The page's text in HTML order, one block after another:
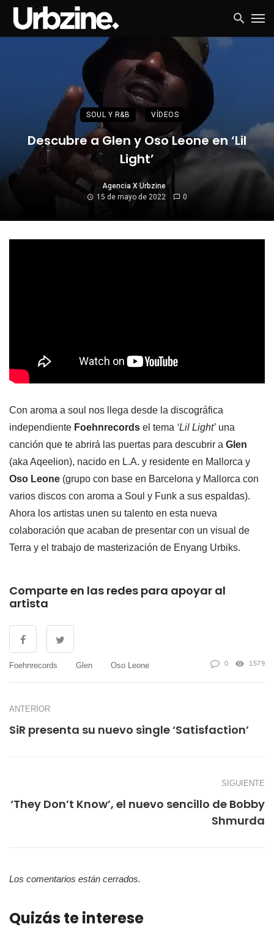
SOUL Y R&B VÍDEOS
Descubre a Glen y Oso Leone en ‘Lil
Light’
Agencia X Urbzine
15 de mayo de 2022
0
Con aroma a soul nos llega desde la discográfica
independiente Foehnrecords el tema ‘Lil Light’ una
canción que te abrirá las puertas para descubrir a Glen
(aka Aqeelion), nacido en L.A. y residente en Mallorca y
Oso Leone (grupo con base en Barcelona y Mallorca con
varios discos con aroma a Soul y Funk a sus espaldas).
Ahora los artistas unen su talento en esta nueva
colaboración que acaban de presentar con un visual de
Terra y el trabajo de masterización de Enyang Urbiks.
Comparte en las redes para apoyar al
artista
Foehnrecords Glen Oso Leone 0 1579
ANTERIOR
SiR presenta su nuevo single ‘Satisfaction’
SIGUIENTE
‘They Don’t Know’, el nuevo sencillo de Bobby
Shmurda
Los comentarios están cerrados.
Quizás te interese